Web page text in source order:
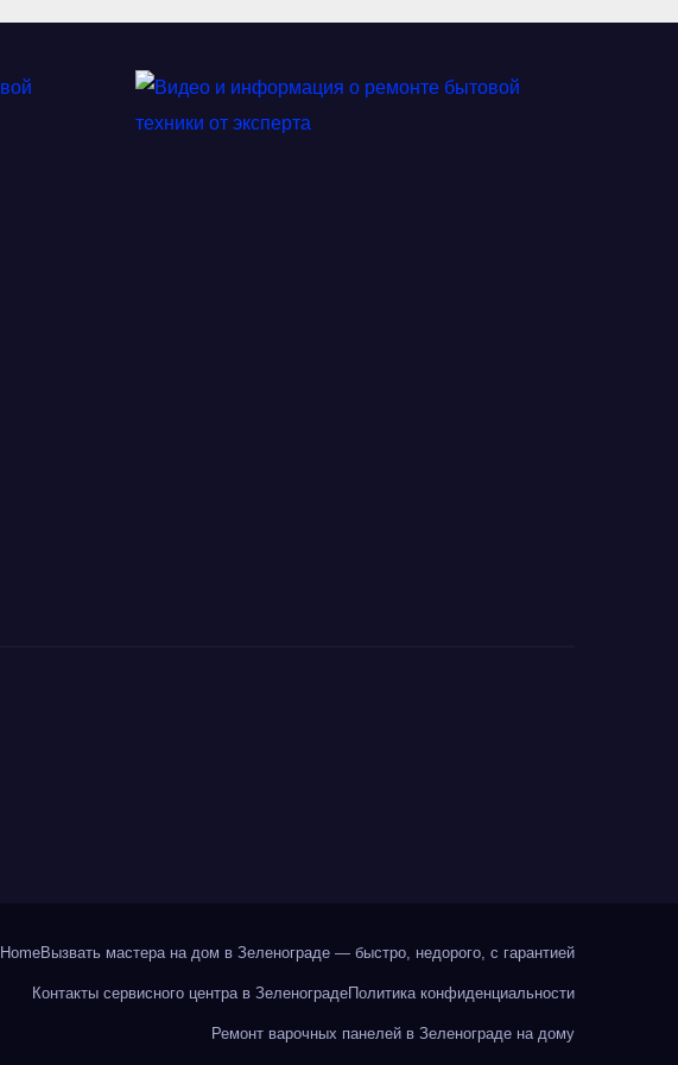
HomeВызвать мастера на дом в Зеленограде — быстро, недорого, с гарантией
Контакты сервисного центра в ЗеленоградеПолитика конфиденциальности
Ремонт варочных панелей в Зеленограде на дому